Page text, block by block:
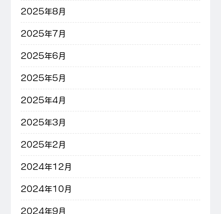
2025年8月
2025年7月
2025年6月
2025年5月
2025年4月
2025年3月
2025年2月
2024年12月
2024年10月
2024年9月